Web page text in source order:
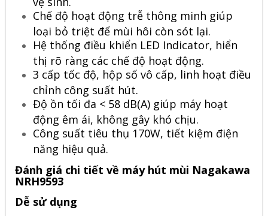
Chế độ hoạt động trễ thông minh giúp
loại bỏ triệt để mùi hôi còn sót lại.
Hệ thống điều khiển LED Indicator, hiển
thị rõ ràng các chế độ hoạt động.
3 cấp tốc độ, hộp số vô cấp, linh hoạt điều
chỉnh công suất hút.
Độ ồn tối đa < 58 dB(A) giúp máy hoạt
động êm ái, không gây khó chịu.
Công suất tiêu thụ 170W, tiết kiệm điện
năng hiệu quả.
Đánh giá chi tiết về máy hút mùi Nagakawa
NRH9593
Dễ sử dụng